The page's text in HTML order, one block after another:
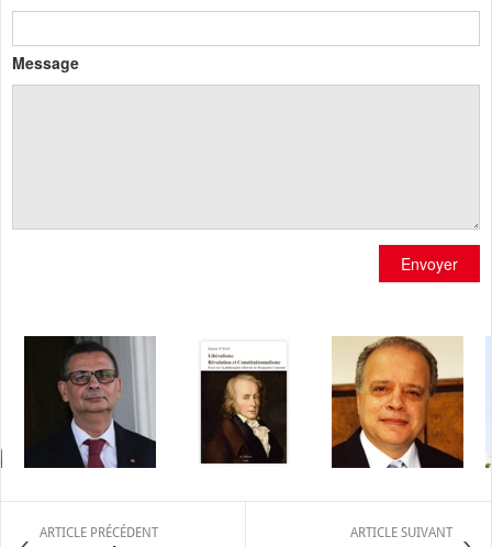
Message
Envoyer
ARTICLE PRÉCÉDENT ARTICLE SUIVANT